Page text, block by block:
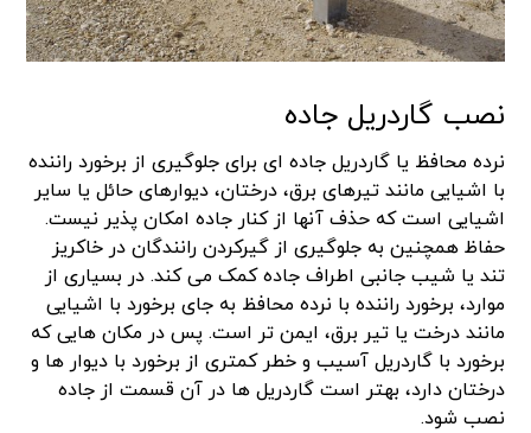
نصب گاردریل جاده
نرده محافظ یا گاردریل جاده ای برای جلوگیری از برخورد راننده
با اشیایی مانند تیرهای برق، درختان، دیوارهای حائل یا سایر
اشیایی است که حذف آنها از کنار جاده امکان پذیر نیست.
حفاظ همچنین به جلوگیری از گیرکردن رانندگان در خاکریز
تند یا شیب جانبی اطراف جاده کمک می کند. در بسیاری از
موارد، برخورد راننده با نرده محافظ به جای برخورد با اشیایی
مانند درخت یا تیر برق، ایمن تر است. پس در مکان هایی که
برخورد با گاردریل آسیب و خطر کمتری از برخورد با دیوار ها و
درختان دارد، بهتر است گاردریل ها در آن قسمت از جاده
نصب شود.